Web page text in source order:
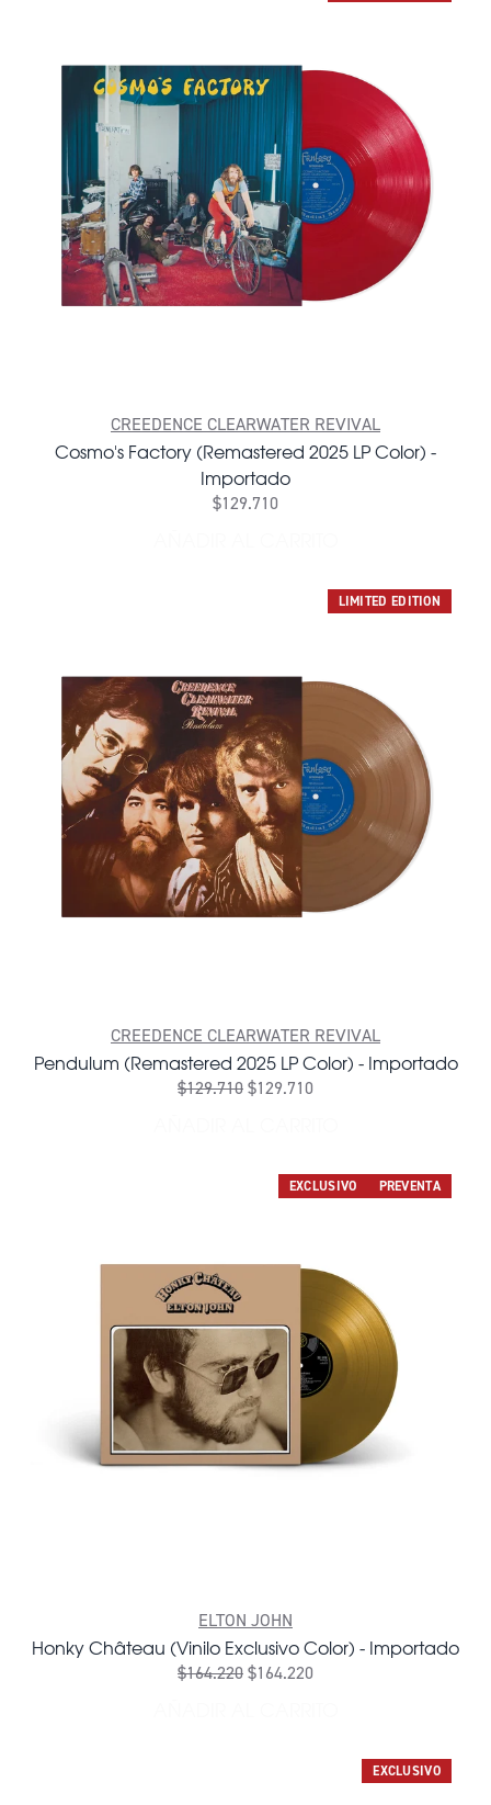
CREEDENCE CLEARWATER REVIVAL
Cosmo's Factory (Remastered 2025 LP Color) -
Importado
$129.710
LIMITED EDITION
CREEDENCE CLEARWATER REVIVAL
Pendulum (Remastered 2025 LP Color) - Importado
$129.710$129.710
EXCLUSIVO PREVENTA
ELTON JOHN
Honky Château (Vinilo Exclusivo Color) - Importado
$164.220$164.220
EXCLUSIVO